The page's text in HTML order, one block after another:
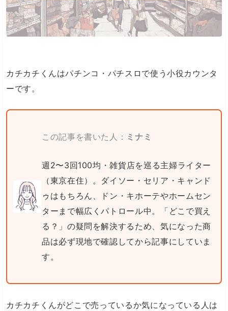
カチカチくんはパチンコ・パチスロで使う小役カウンタ
ーです。
この記事を書いた人： ミナミ
週2〜3回100均・雑貨店を巡る主婦ライター
（東京在住）。ダイソー・セリア・キャンド
ゥはもちろん、ドン・キホーテやホームセン
ターまで幅広くパトロール中。「どこで買え
る？」の疑問を解決するため、気になった商
品は必ず現地で確認してから記事にしていま
す。
カチカチくんがどこで売っているか気になっている人は